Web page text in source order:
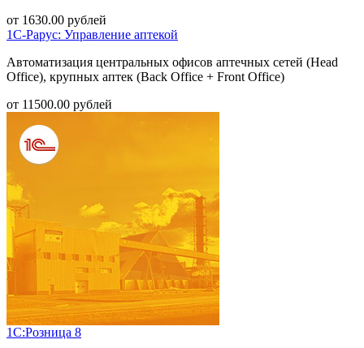
от 1630.00 рублей
1С-Рарус: Управление аптекой
Автоматизация центральных офисов аптечных сетей (Head
Office), крупных аптек (Back Office + Front Office)
от 11500.00 рублей
1С:Розница 8